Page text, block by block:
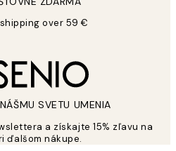
over 59 €
SVETU UMENIA
a získajte 15% zľavu na
ďalšom nákupe.